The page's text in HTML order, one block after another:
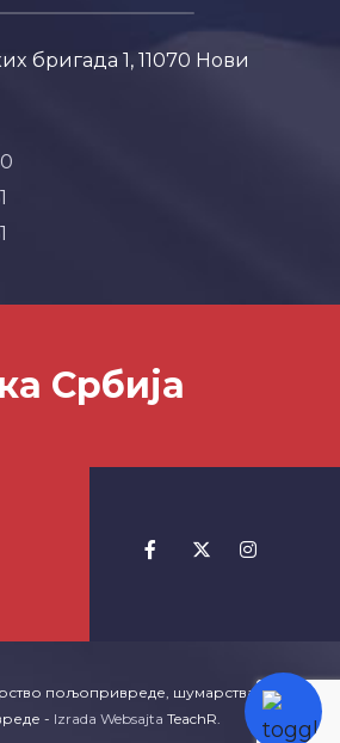
бригада 1, 11070 Нови
Србија
пољопривреде, шумарства и
- Izrada Websajta TeachR.